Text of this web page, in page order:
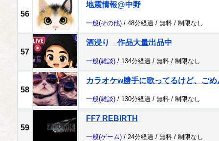
56
地震情報@中野
一般(その他) / 48分経過 / 無料 / 制限なし
57
酒浸り 作品大量出品中
一般(雑談) / 134分経過 / 無料 / 制限なし
58
カラオケw勝手に歌ってるけど、ごめ
一般(雑談) / 130分経過 / 無料 / 制限なし
59
FF7 REBIRTH
一般(ゲーム) / 24分経過 / 無料 / 制限なし